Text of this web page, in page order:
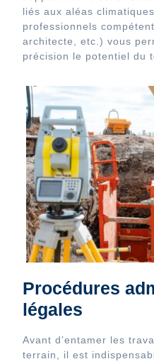
liés aux aléas
professionnels
architecte, etc.) vous
précision le potentiel du
Procédures
légales
Avant d’entamer les
terrain, il est